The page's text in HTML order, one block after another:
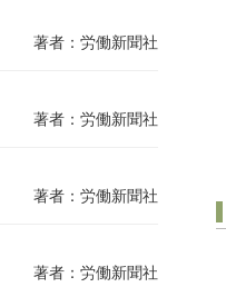
著者：労働新聞社
著者：労働新聞社
著者：労働新聞社
著者：労働新聞社